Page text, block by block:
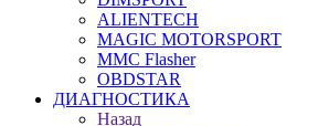
ALIENTECH
MAGIC MOTORSPORT
MMC Flasher
OBDSTAR
ДИАГНОСТИКА
Назад